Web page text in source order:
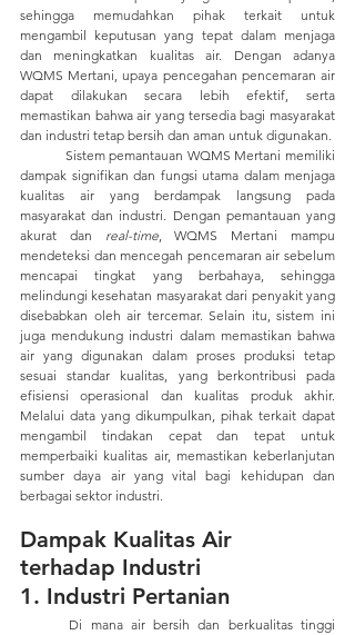
sehingga memudahkan pihak terkait untuk
mengambil keputusan yang tepat dalam menjaga
dan meningkatkan kualitas air. Dengan adanya
WQMS Mertani, upaya pencegahan pencemaran air
dapat dilakukan secara lebih efektif, serta
memastikan bahwa air yang tersedia bagi masyarakat
dan industri tetap bersih dan aman untuk digunakan.
dampak signifikan dan fungsi utama dalam menjaga
kualitas air yang berdampak langsung pada
masyarakat dan industri. Dengan pemantauan yang
akurat dan real-time, WQMS Mertani mampu
mendeteksi dan mencegah pencemaran air sebelum
mencapai tingkat yang berbahaya, sehingga
melindungi kesehatan masyarakat dari penyakit yang
disebabkan oleh air tercemar. Selain itu, sistem ini
juga mendukung industri dalam memastikan bahwa
air yang digunakan dalam proses produksi tetap
sesuai standar kualitas, yang berkontribusi pada
efisiensi operasional dan kualitas produk akhir.
Melalui data yang dikumpulkan, pihak terkait dapat
mengambil tindakan cepat dan tepat untuk
memperbaiki kualitas air, memastikan keberlanjutan
sumber daya air yang vital bagi kehidupan dan
berbagai sektor industri.
Dampak Kualitas Air
terhadap Industri
1. Industri Pertanian